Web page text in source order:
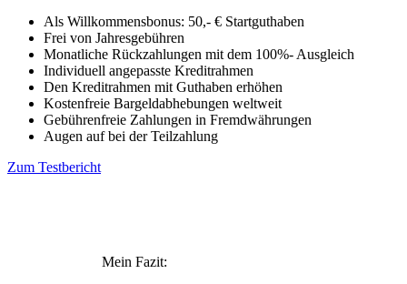
Als Willkommensbonus: 50,- € Startguthaben
Frei von Jahresgebühren
Monatliche Rückzahlungen mit dem 100%- Ausgleich
Individuell angepasste Kreditrahmen
Den Kreditrahmen mit Guthaben erhöhen
Kostenfreie Bargeldabhebungen weltweit
Gebührenfreie Zahlungen in Fremdwährungen
Augen auf bei der Teilzahlung
Zum Testbericht
Mein Fazit: